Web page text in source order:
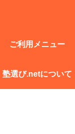
ご利用メニュー
塾選び.netについて